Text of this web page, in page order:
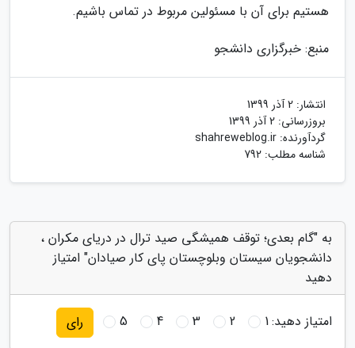
هستیم برای آن با مسئولین مربوط در تماس باشیم.
منبع: خبرگزاری دانشجو
انتشار: 2 آذر 1399
بروزرسانی: 2 آذر 1399
گردآورنده: shahreweblog.ir
شناسه مطلب: 792
به "گام بعدی؛ توقف همیشگی صید ترال در دریای مکران ،
دانشجویان سیستان وبلوچستان پای کار صیادان" امتیاز
دهید
امتیاز دهید:1
2
3
4
5 رای